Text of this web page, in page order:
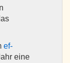
ef-
eine